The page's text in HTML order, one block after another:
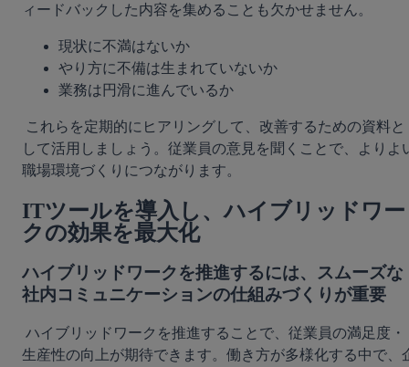
ィードバックした内容を集めることも欠かせません。
現状に不満はないか
やり方に不備は生まれていないか
業務は円滑に進んでいるか
して活用しましょう。従業員の意見を聞くことで、よりよ
職場環境づくりにつながります。
ITツールを導入し、ハイブリッドワー
クの効果を最大化
ハイブリッドワークを推進するには、スムーズな
社内コミュニケーションの仕組みづくりが重要
生産性の向上が期待できます。働き方が多様化する中で、